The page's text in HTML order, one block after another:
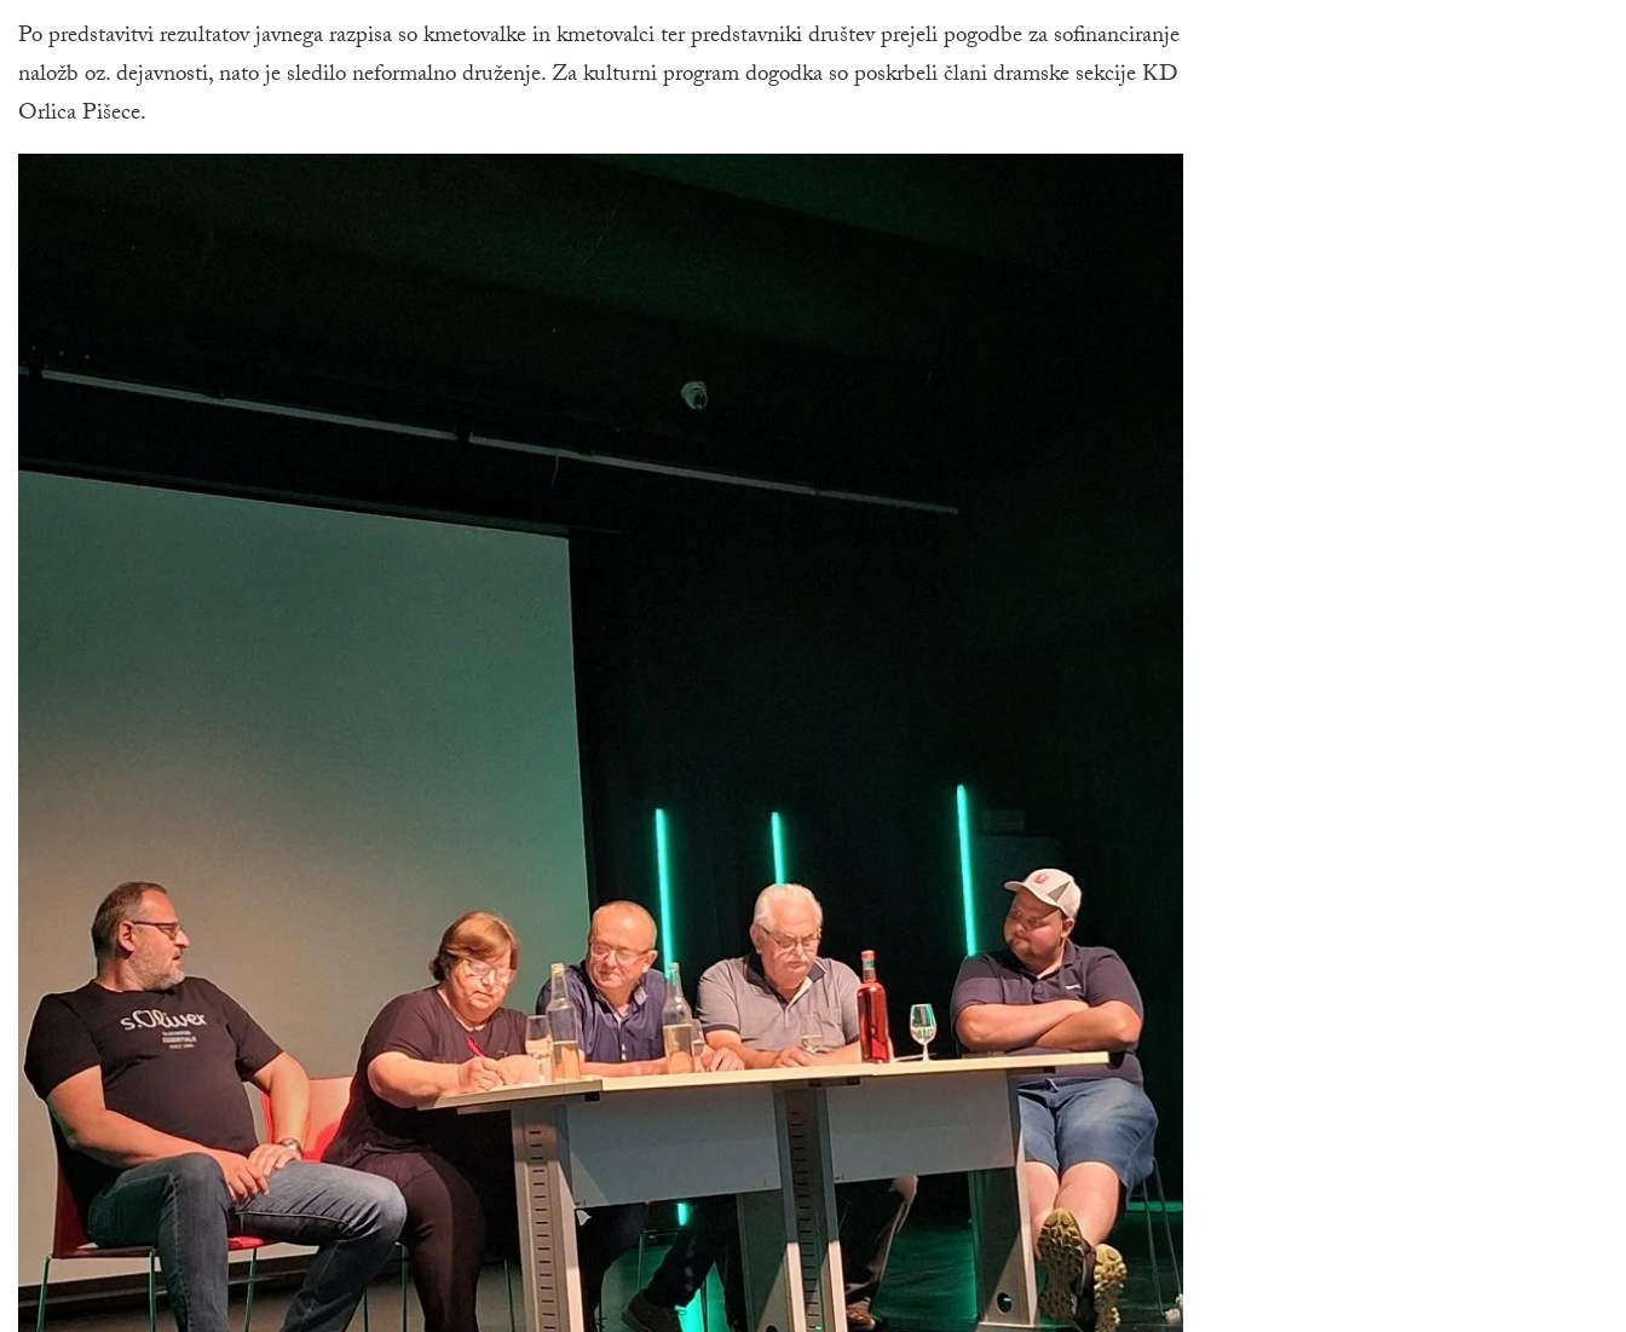
Po predstavitvi rezultatov javnega razpisa so kmetovalke in kmetovalci ter predstavniki društev prejeli pogodbe za sofinanciranje
naložb oz. dejavnosti, nato je sledilo neformalno druženje. Za kulturni program dogodka so poskrbeli člani dramske sekcije KD
Orlica Pišece.